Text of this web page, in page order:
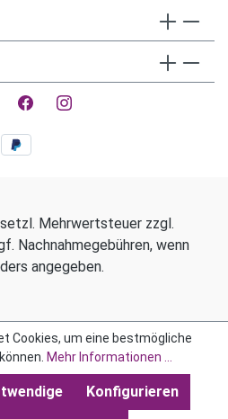
Mehrwertsteuer zzgl.
Nachnahmegebühren, wenn
angegeben.
Cookies, um eine bestmögliche
Mehr Informationen ...
Konfigurieren